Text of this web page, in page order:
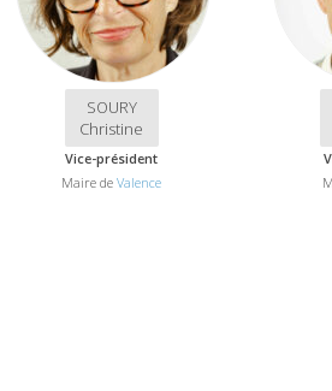
SOURY
Christine
Vice-président
Maire deValence